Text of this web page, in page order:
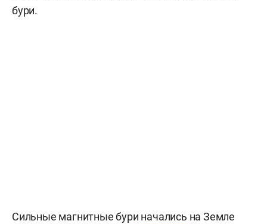
бури.
Сильные магнитные бури начались на Земле